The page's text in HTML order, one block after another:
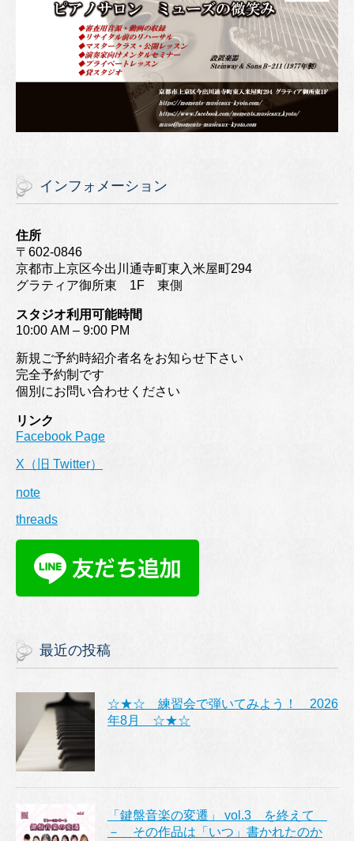
インフォメーション
住所
〒602-0846
京都市上京区今出川通寺町東入米屋町294
グラティア御所東 1F 東側
スタジオ利用可能時間
10:00 AM – 9:00 PM
新規ご予約時紹介者名をお知らせ下さい
完全予約制です
個別にお問い合わせください
リンク
Facebook Page
X（旧 Twitter）
note
threads
最近の投稿
☆★☆ 練習会で弾いてみよう！ 2026
年8月 ☆★☆
「鍵盤音楽の変遷」 vol.3 を終えて
－ その作品は「いつ」書かれたのか